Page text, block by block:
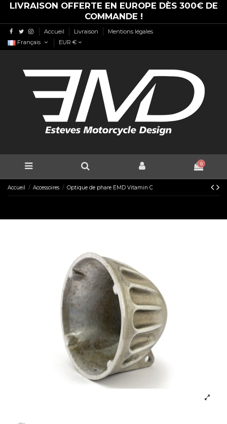
LIVRAISON OFFERTE EN EUROPE DÈS 300€ DE
COMMANDE !
Accueil Livraison
Mentions légales
Français
EUR €
0
Accueil Accessoires Optique de phare EMD Vitamin C